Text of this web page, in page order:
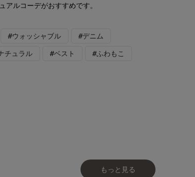
アルコーデがおすすめです。
#ウォッシャブル #デニム
チュラル #ベスト #ふわもこ
もっと見る